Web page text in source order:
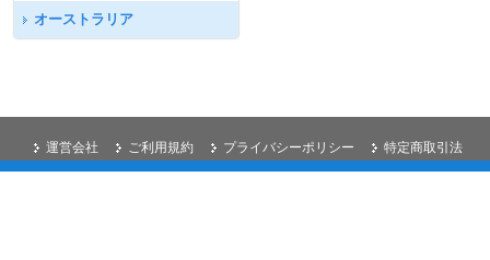
オーストラリア
特定商取引法
プライバシーポリシー
ご利用規約
運営会社